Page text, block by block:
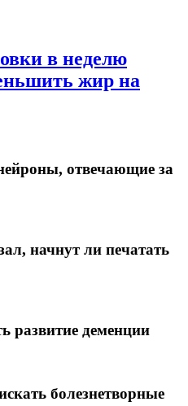
в неделю
жир на
отвечающие за
начнут ли печатать
развитие деменции
болезнетворные